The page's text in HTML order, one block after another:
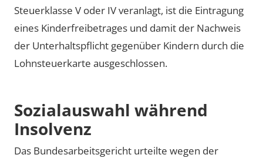
Steuerklasse V oder IV veranlagt, ist die Eintragung
eines Kinderfreibetrages und damit der Nachweis
der Unterhaltspflicht gegenüber Kindern durch die
Lohnsteuerkarte ausgeschlossen.
Sozialauswahl während
Insolvenz
Das Bundesarbeitsgericht urteilte wegen der